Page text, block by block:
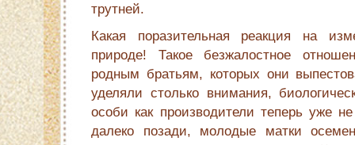
трут­ней.
Какая поразительная реакция на
природе! Такое безжалостное
родным братьям, которых они
уделяли столько внимания,
особи как производители теперь уже
далеко позади, молодые матки